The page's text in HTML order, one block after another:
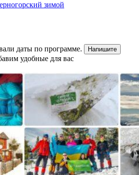
зимой
даты по программе.
Напишите
удобные для вас